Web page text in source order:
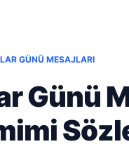
GÜNÜ MESAJLARI
Günü